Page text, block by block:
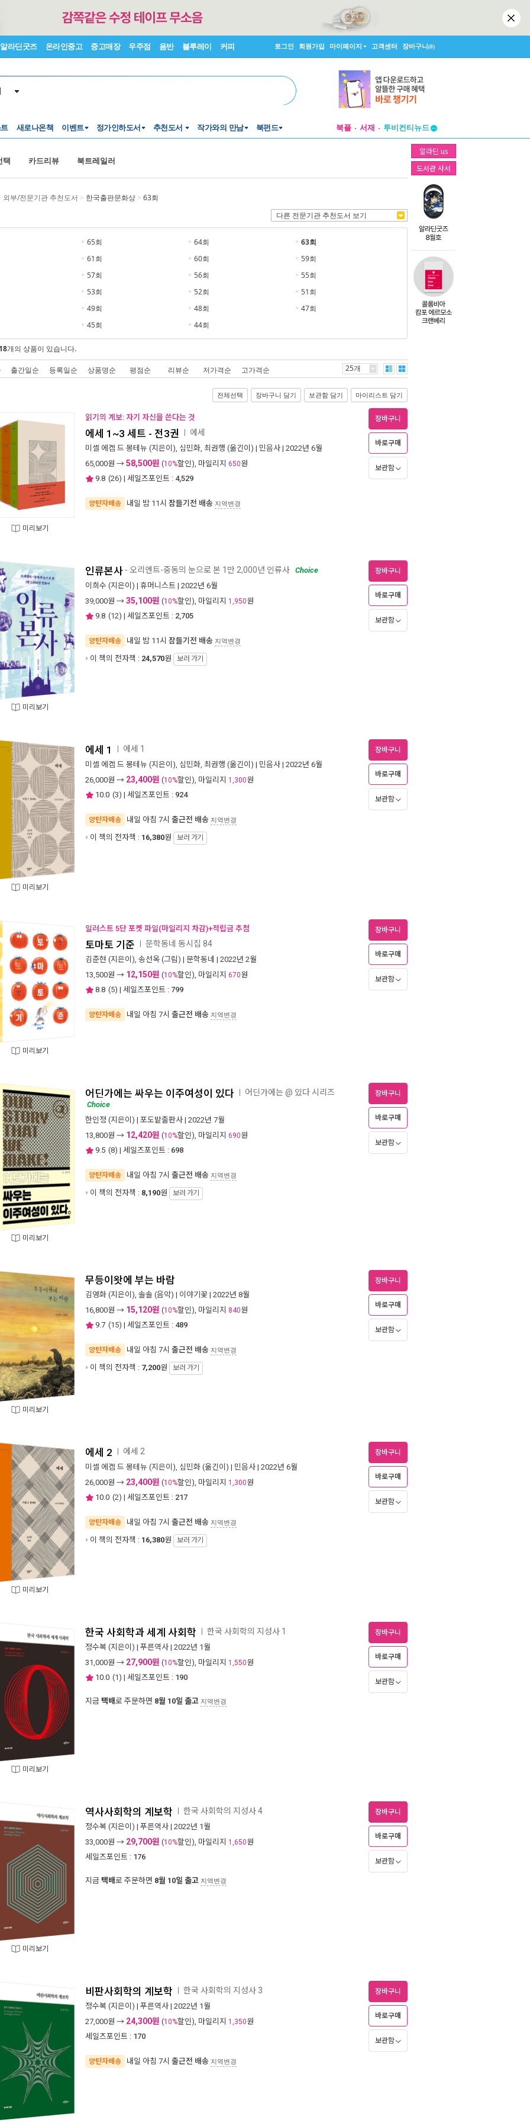
알라딘굿즈 온라인중고 중고매장 우주점 음반 블루레이 커피 로그인 회원가입 마이페이지 고객센터 장바구니(0)
새로나온책 이벤트 정가인하도서 추천도서 작가와의 만남 북펀드 북플 서재
투비컨티뉴드
창작플랫폼
투비컨티뉴드
알라딘 us
도서관 사서
택 카드리뷰 북트레일러
외부/전문기관 추천도서 > 한국출판문화상 > 63회
다른 전문기관 추천도서 보기
65회 64회
63회
61회
60회
59회
57회
56회
55회
53회
52회
51회
49회
48회
47회
45회
44회
개의 상품이 있습니다.
출간일순 등록일순 상품명순 평점순 리뷰순 저가격순 고가격순 25개
전체선택 장바구니 담기 보관함 담기 마이리스트 담기
미리보기
읽기의 계보: 자기 자신을 쓴다는 것
에세 1~3 세트 - 전3권 에세
미셸 에켐 드 몽테뉴 (지은이), 심민화 최권행 (옮긴이) | 민음사 | 2022년 6월
65,000원 → 58,500원 (10%할인), 마일리지 650원
9.8 (26) | 세일즈포인트 : 4,529
양탄자배송 내일 밤 11시 잠들기전 배송 지역변경
장바구니
바로구매
보관함
미리보기
인류본사 - 오리엔트-중동의 눈으로 본 1만 2,000년 인류사 Choice
이희수 (지은이) | 휴머니스트 | 2022년 6월
39,000원 → 35,100원 (10%할인), 마일리지 1,950원
9.8 (12) | 세일즈포인트 : 2,705
양탄자배송 내일 밤 11시 잠들기전 배송 지역변경
이 책의 전자책 : 24,570원 보러 가기
장바구니
바로구매
보관함
미리보기
에세 1 에세 1
미셸 에켐 드 몽테뉴 (지은이), 심민화 최권행 (옮긴이) | 민음사 | 2022년 6월
26,000원 → 23,400원 (10%할인), 마일리지 1,300원
10.0 (3) | 세일즈포인트 : 924
양탄자배송 내일 아침 7시 출근전 배송 지역변경
이 책의 전자책 : 16,380원 보러 가기
장바구니
바로구매
보관함
미리보기
일러스트 5단 포켓 파일(마일리지 차감)+적립금 추첨
토마토 기준 문학동네 동시집 84
김준현 (지은이), 송선옥 (그림) | 문학동네 | 2022년 2월
13,500원 → 12,150원 (10%할인), 마일리지 670원
8.8 (5) | 세일즈포인트 : 799
양탄자배송 내일 아침 7시 출근전 배송 지역변경
장바구니
바로구매
보관함
미리보기
어딘가에는 싸우는 이주여성이 있다 어딘가에는 @ 있다 시리즈
Choice
한인정 (지은이) | 포도밭출판사 | 2022년 7월
13,800원 → 12,420원 (10%할인), 마일리지 690원
9.5 (8) | 세일즈포인트 : 698
양탄자배송 내일 아침 7시 출근전 배송 지역변경
이 책의 전자책 : 8,190원 보러 가기
장바구니
바로구매
보관함
미리보기
무등이왓에 부는 바람
김영화 (지은이), 솔솔 (음악) | 이야기꽃 | 2022년 8월
16,800원 → 15,120원 (10%할인), 마일리지 840원
9.7 (15) | 세일즈포인트 : 489
양탄자배송 내일 아침 7시 출근전 배송 지역변경
이 책의 전자책 : 7,200원 보러 가기
장바구니
바로구매
보관함
미리보기
에세 2 에세 2
미셸 에켐 드 몽테뉴 (지은이), 심민화 (옮긴이) | 민음사 | 2022년 6월
26,000원 → 23,400원 (10%할인), 마일리지 1,300원
10.0 (2) | 세일즈포인트 : 217
양탄자배송 내일 아침 7시 출근전 배송 지역변경
이 책의 전자책 : 16,380원 보러 가기
장바구니
바로구매
보관함
미리보기
한국 사회학과 세계 사회학 한국 사회학의 지성사 1
정수복 (지은이) | 푸른역사 | 2022년 1월
31,000원 → 27,900원 (10%할인), 마일리지 1,550원
10.0 (1) | 세일즈포인트 : 190
지금 택배로 주문하면 8월 10일 출고 지역변경
장바구니
바로구매
보관함
미리보기
역사사회학의 계보학 한국 사회학의 지성사 4
정수복 (지은이) | 푸른역사 | 2022년 1월
33,000원 → 29,700원 (10%할인), 마일리지 1,650원
세일즈포인트 : 176
지금 택배로 주문하면 8월 10일 출고 지역변경
장바구니
바로구매
보관함
비판사회학의 계보학 한국 사회학의 지성사 3
정수복 (지은이) | 푸른역사 | 2022년 1월
27,000원 → 24,300원 (10%할인), 마일리지 1,350원
세일즈포인트 : 170
양탄자배송 내일 아침 7시 출근전 배송 지역변경
장바구니
바로구매
보관함